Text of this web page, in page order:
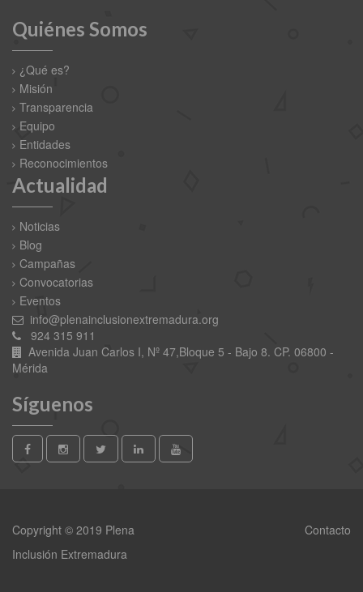
Quiénes Somos
¿Qué es?
Misión
Transparencia
Equipo
Entidades
Reconocimientos
Actualidad
Noticias
Blog
Campañas
Convocatorias
Eventos
info@plenainclusionextremadura.org
924 315 911
Avenida Juan Carlos I, Nº 47,Bloque 5 - Bajo 8. CP. 06800 -
Mérida
Síguenos
Copyright © 2019 Plena
Inclusión Extremadura
Contacto